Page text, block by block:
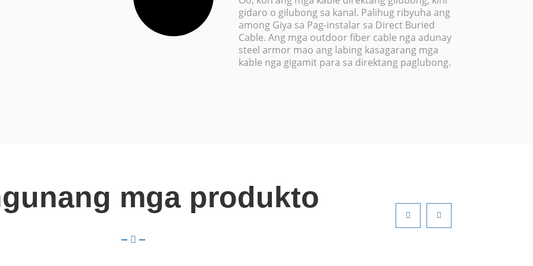
gidaro o gilubong sa kanal. Palihug ribyuha ang
among Giya sa Pag-instalar sa Direct Buried
Cable. Ang mga outdoor fiber cable nga adunay
steel armor mao ang labing kasagarang mga
kable nga gigamit para sa direktang paglubong.
mga produkto